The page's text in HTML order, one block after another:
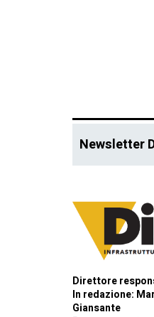
Newsletter
Direttore
In redazione:
Giansante